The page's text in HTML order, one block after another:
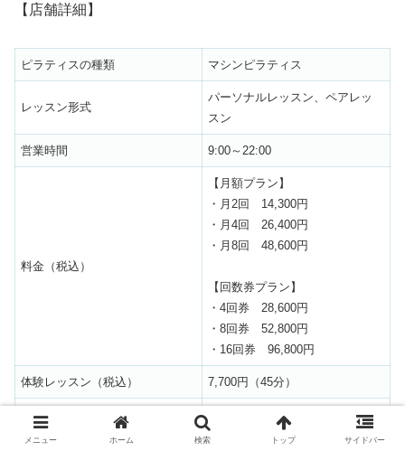
【店舗詳細】
ピラティスの種類 マシンピラティス
レッスン形式
パーソナルレッスン、ペアレッ
スン
営業時間 9:00～22:00
料金（税込）
【月額プラン】
・月2回 14,300円
・月4回 26,400円
・月8回 48,600円
【回数券プラン】
・4回券 28,600円
・8回券 52,800円
・16回券 96,800円
体験レッスン（税込） 7,700円（45分）
アクセス
神奈川県川崎市中原区新丸子東3-
946-17
メニュー ホーム 検索 トップ サイドバー